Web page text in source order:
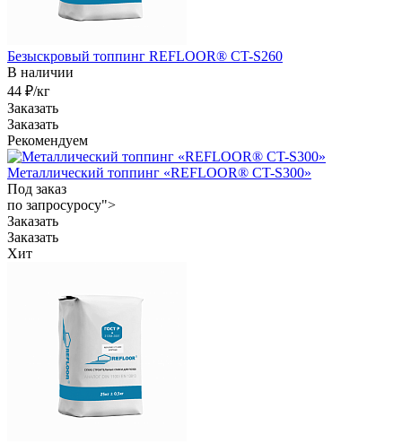
Безыскровый топпинг REFLOOR® CT-S260
В наличии
44 ₽/кг
Заказать
Заказать
Рекомендуем
Металлический топпинг «REFLOOR® CT-S300»
Под заказ
по запросуросу">
Заказать
Заказать
Хит